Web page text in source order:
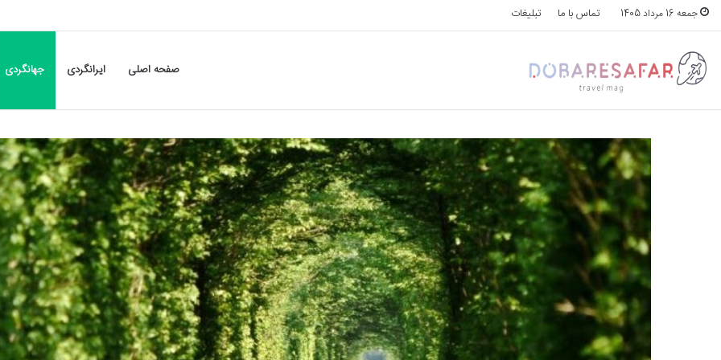
جمعه 16 مرداد 1405 تماس با ما تبلیغات
صفحه اصلی ایرانگردی جهانگردی